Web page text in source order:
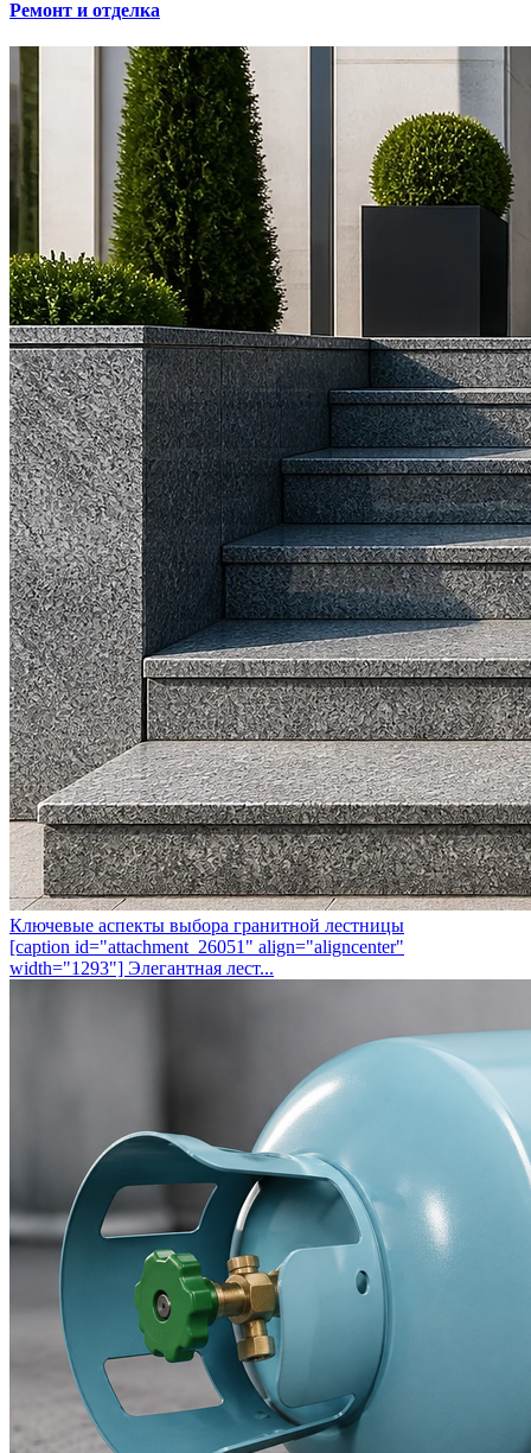
Ремонт и отделка
Ключевые аспекты выбора гранитной лестницы
[caption id="attachment_26051" align="aligncenter"
width="1293"] Элегантная лест...